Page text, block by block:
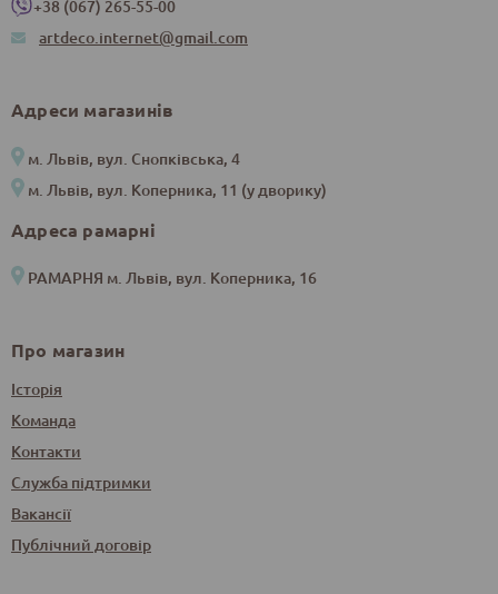
+38 (067) 265-55-00
artdeco.internet@gmail.com
Адреси магазинів
м. Львів, вул. Снопківська, 4
м. Львів, вул. Коперника, 11 (у дворику)
Адреса рамарні
РАМАРНЯ м. Львів, вул. Коперника, 16
Про магазин
Історія
Команда
Контакти
Служба підтримки
Вакансії
Публічний договір